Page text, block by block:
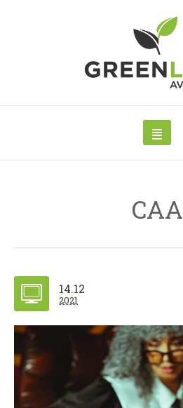
CAA
14.12
2021